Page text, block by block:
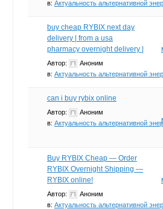
в: Актуальность альтернативной
buy cheap RYBIX next day
delivery | from a usa
pharmacy overnight delivery |
Автор:
Аноним
в: Актуальность альтернативной
can i buy rybix online
Автор:
Аноним
в: Актуальность альтернативной
Buy RYBIX Cheap — Order
RYBIX Overnight Shipping —
RYBIX online!
Автор:
Аноним
в: Актуальность альтернативной